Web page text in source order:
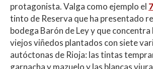
protagonista. Valga como ejemplo el
tinto de Reserva que ha presentado
bodega Barón de Ley y que
viejos viñedos plantados con siete
autóctonas de Rioja: las tintas
garnacha y mazuelo y las blancas